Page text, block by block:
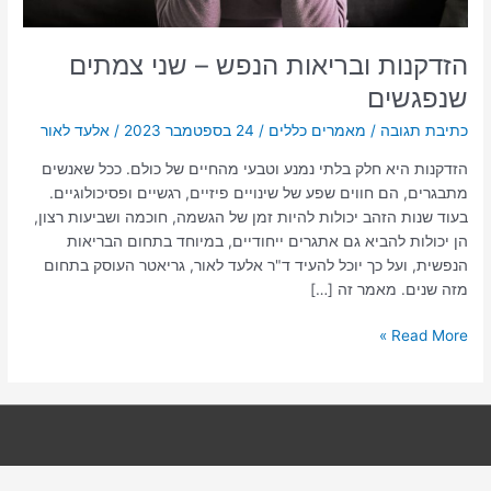
הזדקנות ובריאות הנפש – שני צמתים
שנפגשים
כתיבת תגובה / מאמרים כללים / 24 בספטמבר 2023 /אלעד לאור
הזדקנות היא חלק בלתי נמנע וטבעי מהחיים של כולם. ככל שאנשים
מתבגרים, הם חווים שפע של שינויים פיזיים, רגשיים ופסיכולוגיים.
בעוד שנות הזהב יכולות להיות זמן של הגשמה, חוכמה ושביעות רצון,
הן יכולות להביא גם אתגרים ייחודיים, במיוחד בתחום הבריאות
הנפשית, ועל כך יוכל להעיד ד"ר אלעד לאור, גריאטר העוסק בתחום
מזה שנים. מאמר זה […]
Read More »